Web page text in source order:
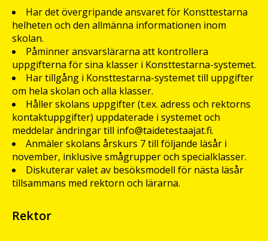
Har det övergripande ansvaret för Konsttestarna
helheten och den allmänna informationen inom
skolan.
Påminner ansvarslärarna att kontrollera
uppgifterna för sina klasser i Konsttestarna-systemet.
Har tillgång i Konsttestarna-systemet till uppgifter
om hela skolan och alla klasser.
Håller skolans uppgifter (t.ex. adress och rektorns
kontaktuppgifter) uppdaterade i systemet och
meddelar ändringar till info@taidetestaajat.fi.
Anmäler skolans årskurs 7 till följande läsår i
november, inklusive smågrupper och specialklasser.
Diskuterar valet av besöksmodell för nästa läsår
tillsammans med rektorn och lärarna.
Rektor